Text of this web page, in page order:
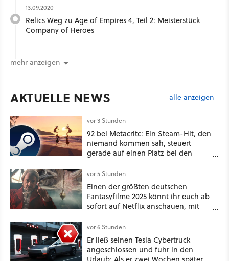
13.09.2020
Relics Weg zu Age of Empires 4, Teil 2: Meisterstück
Company of Heroes
mehr anzeigen
AKTUELLE NEWS alle anzeigen
vor 3 Stunden
92 bei Metacritc: Ein Steam-Hit, den
niemand kommen sah, steuert
gerade auf einen Platz bei den
vor 5 Stunden
Einen der größten deutschen
Fantasyfilme 2025 könnt ihr euch ab
sofort auf Netflix anschauen, mit
vor 6 Stunden
Er ließ seinen Tesla Cybertruck
angeschlossen und fuhr in den